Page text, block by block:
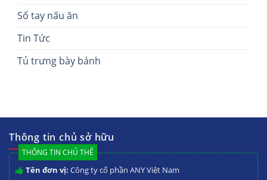
Sổ tay nấu ăn
Tin Tức
Tủ trưng bày bánh
Thông tin chủ sở hữu
THÔNG TIN CHỦ THỂ
Tên đơn vị: Công ty cổ phần ANY Việt Nam